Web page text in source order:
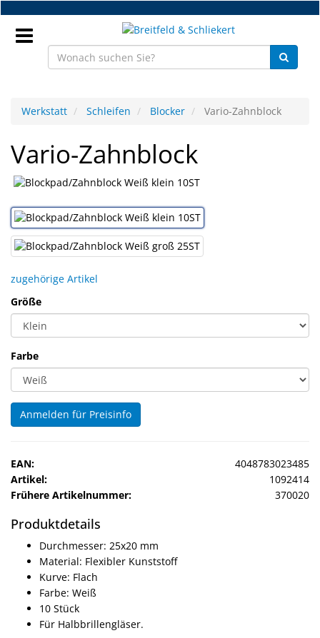
Zum
Hauptinhalt
springen
NEU
Brillenteile
Werkstatt
Handelsware
Sport
&
Sonne
Milo
&
Me
JustMILO
I
NEED
YOU
Optische
Instrumente
Schleiftechnik
SALE
Werkstatt Schleifen Blocker Vario-Zahnblock
Vario-Zahnblock
zugehörige Artikel
Größe
Farbe
Anmelden für Preisinfo
EAN:
4048783023485
Artikel:
1092414
Frühere Artikelnummer:
370020
Produktdetails
Durchmesser: 25x20 mm
Material: Flexibler Kunststoff
Kurve: Flach
Farbe: Weiß
10 Stück
Für Halbbrillengläser.